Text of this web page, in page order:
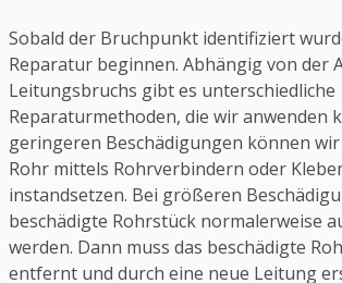
Sobald der Bruchpunkt identifiziert
Reparatur beginnen. Abhängig von der
Leitungsbruchs gibt es unterschiedliche
Reparaturmethoden, die wir anwenden
geringeren Beschädigungen können
Rohr mittels Rohrverbindern oder
instandsetzen. Bei größeren
beschädigte Rohrstück normalerweise
werden. Dann muss das beschädigte
entfernt und durch eine neue Leitung